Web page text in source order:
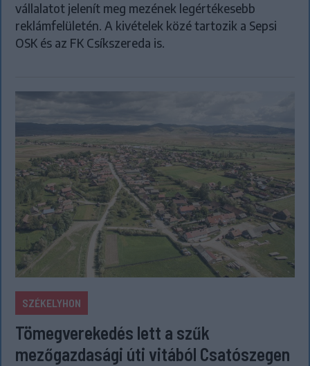
vállalatot jelenít meg mezének legértékesebb
reklámfelületén. A kivételek közé tartozik a Sepsi
OSK és az FK Csíkszereda is.
SZÉKELYHON
Tömegverekedés lett a szűk
mezőgazdasági úti vitából Csatószegen